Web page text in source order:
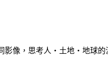
影像，思考人‧土地‧地球的